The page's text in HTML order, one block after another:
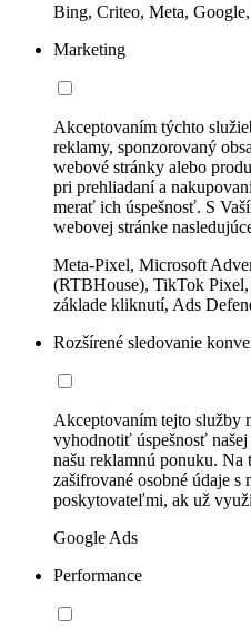
Bing, Criteo, Meta,
Marketing
Akceptovaním týchto
reklamy, sponzorovaný
webové stránky alebo
pri prehliadaní a
merať ich úspešnosť. S
webovej stránke
Meta-Pixel, Microsoft
(RTBHouse), TikTok
základe kliknutí, Ads
Rozšírené sledovanie
Akceptovaním tejto služby
vyhodnotiť úspešnosť
našu reklamnú ponuku. Na
zašifrované osobné údaje s
poskytovateľmi, ak už
Google Ads
Performance